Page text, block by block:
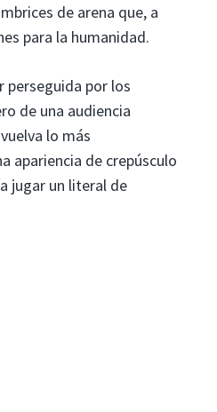
de arena que, a
para la humanidad.
perseguida por los
de una audiencia
lo más
apariencia de crepúsculo
jugar un literal de